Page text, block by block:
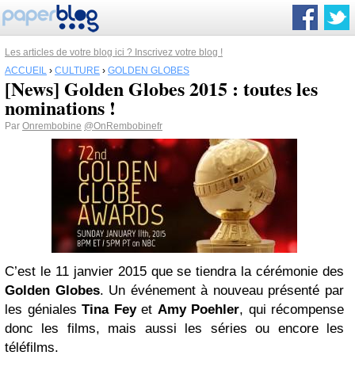
Les articles de votre blog ici ? Inscrivez votre blog !
ACCUEIL › CULTURE › GOLDEN GLOBES
[News] Golden Globes 2015 : toutes les
nominations !
Par Onrembobine @OnRembobinefr
C’est le 11 janvier 2015 que se tiendra la cérémonie des
Golden Globes. Un événement à nouveau présenté par
les géniales Tina Feyet Amy Poehler, qui récompense
donc les films, mais aussi les séries ou encore les
téléfilms.